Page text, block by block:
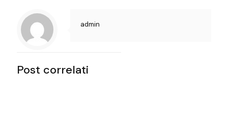
admin
Post correlati